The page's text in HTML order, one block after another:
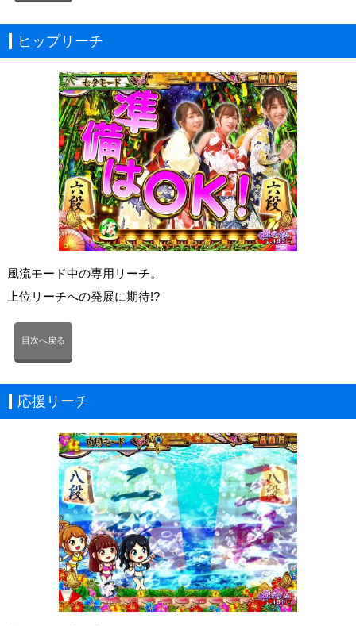
ヒップリーチ
風流モード中の専用リーチ。
上位リーチへの発展に期待!?
目次へ戻る
応援リーチ